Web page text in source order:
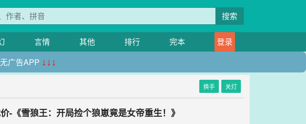
搜索
言情 其他 排行 完本
登录
广告APP ↓↓↓
换手 关灯
-《雪狼王：开局捡个狼崽竟是女帝重生！》